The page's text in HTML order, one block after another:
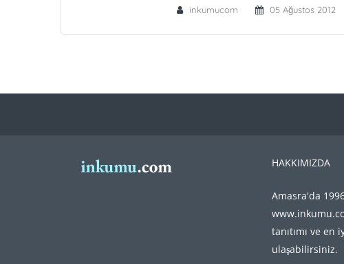
inkumucom 05 Ağustos 2012
HAKKIMIZDA
Amasra'da
tanıtımı ve
ulaşabilirsiniz.